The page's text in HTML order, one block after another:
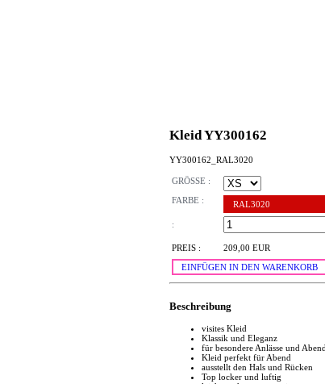
Kleid YY300162
YY300162_RAL3020
GRÖSSE :
FARBE :
RAL3020
:
PREIS :
209,00 EUR
EINFÜGEN IN DEN WARENKORB
Beschreibung
visites Kleid
Klassik und Eleganz
für besondere Anlässe und
Kleid perfekt für Abend
ausstellt den Hals und Rücken
Top locker und luftig